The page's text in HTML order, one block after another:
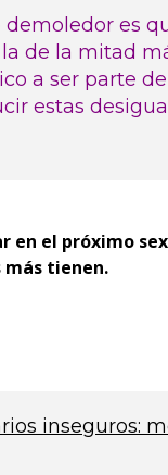
es
de la mitad
a ser parte
estas
en el próximo
más tienen.
inseguros: